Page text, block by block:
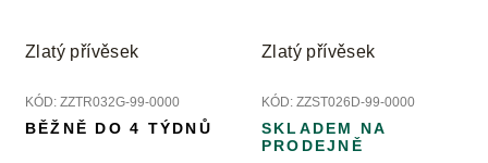
Zlatý přívěsek
KÓD: ZZTR032G-99-0000
BĚŽNĚ DO 4 TÝDNŮ
Zlatý přívěsek
KÓD: ZZST026D-99-0000
SKLADEM NA
PRODEJNĚ